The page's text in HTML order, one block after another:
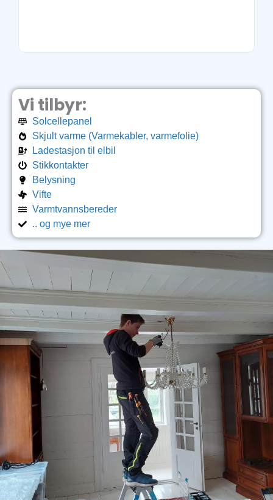
Vi tilbyr:
Solcellepanel
Skjult varme (Varmekabler, varmefolie)
Ladestasjon til elbil
Stikkontakter
Belysning
Vifte
Varmtvannsbereder
.. og mye mer